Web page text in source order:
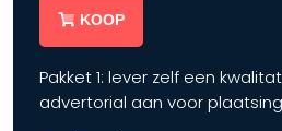
KOOP
Pakket 1: lever zelf een
advertorial aan voor